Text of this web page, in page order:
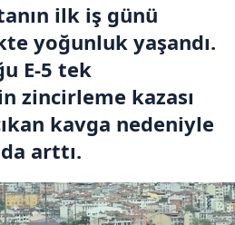
ilk iş günü
yoğunluk yaşandı.
E-5 tek
zincirleme kazası
kavga nedeniyle
arttı.